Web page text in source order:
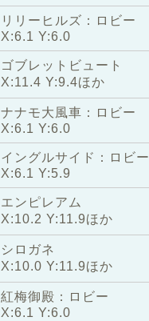
リリーヒルズ：ロビー
X:6.1 Y:6.0
ゴブレットビュート
X:11.4 Y:9.4ほか
ナナモ大風車：ロビー
X:6.1 Y:6.0
イングルサイド：ロビー
X:6.1 Y:5.9
エンピレアム
X:10.2 Y:11.9ほか
シロガネ
X:10.0 Y:11.9ほか
紅梅御殿：ロビー
X:6.1 Y:6.0